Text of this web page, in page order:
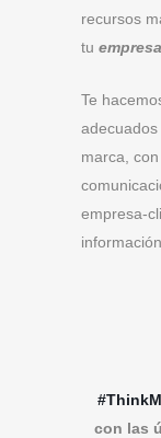
recursos
tu empresa
Te
marca,
empresa-
con las